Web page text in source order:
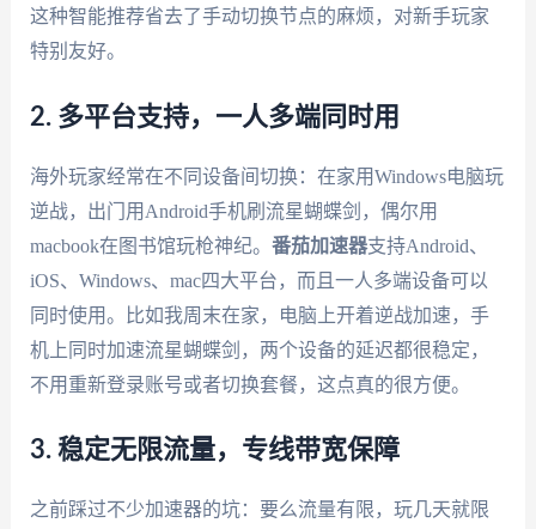
这种智能推荐省去了手动切换节点的麻烦，对新手玩家
特别友好。
2. 多平台支持，一人多端同时用
海外玩家经常在不同设备间切换：在家用Windows电脑玩
逆战，出门用Android手机刷流星蝴蝶剑，偶尔用
macbook在图书馆玩枪神纪。 番茄加速器支持Android、
iOS、Windows、mac四大平台，而且一人多端设备可以
同时使用。比如我周末在家，电脑上开着逆战加速，手
机上同时加速流星蝴蝶剑，两个设备的延迟都很稳定，
不用重新登录账号或者切换套餐，这点真的很方便。
3. 稳定无限流量，专线带宽保障
之前踩过不少加速器的坑：要么流量有限，玩几天就限